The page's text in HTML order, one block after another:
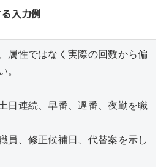
入力例
属性ではなく実際の回数から偏
。
日連続、早番、遅番、夜勤を職
員、修正候補日、代替案を示し